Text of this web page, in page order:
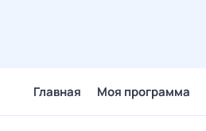
Главная Моя программа